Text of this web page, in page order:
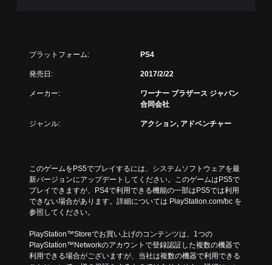
プラットフォーム: PS4
発売日: 2017/2/22
メーカー:
ワーナー ブラザース ジャパン
合同会社
ジャンル: アクション, アドベンチャー
このゲームをPS5でプレイするには、システムソフトウェアを最
新バージョンにアップデートしてください。このゲームはPS5で
プレイできますが、PS4で利用できる機能の一部はPS5では利用
できない場合があります。詳細については PlayStation.com/bc を
参照してください。
PlayStation™Storeでお買い上げのコンテンツは、1つの
PlayStation™Networkのアカウントで登録認証した複数の機器で
利用できる場合がございますが、当社は複数の機器で利用できる